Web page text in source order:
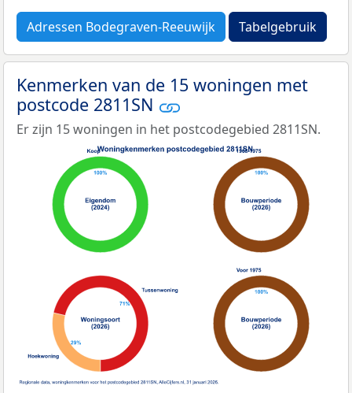
Adressen Bodegraven-Reeuwijk Tabelgebruik
Kenmerken van de 15 woningen met
postcode 2811SN
Er zijn 15 woningen in het postcodegebied 2811SN.